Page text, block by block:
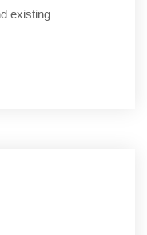
existing